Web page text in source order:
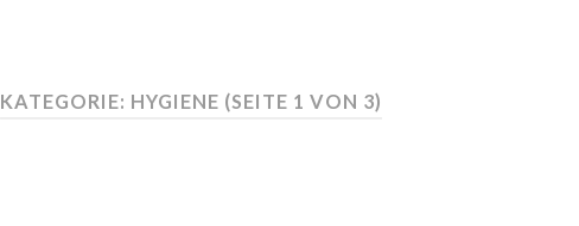
KATEGORIE: HYGIENE (SEITE 1 VON 3)